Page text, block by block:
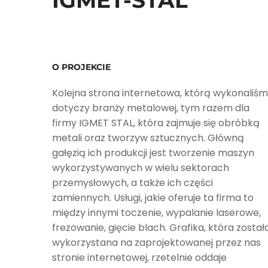
O PROJEKCIE
Kolejna strona internetowa, którą
dotyczy branży metalowej, tym razem dla
firmy IGMET STAL, która zajmuje się obróbką
metali oraz tworzyw sztucznych. Główną
gałęzią ich produkcji jest tworzenie maszyn
wykorzystywanych w wielu sektorach
przemysłowych, a także ich części
zamiennych. Usługi, jakie oferuje ta firma to
między innymi toczenie, wypalanie laserowe,
frezowanie, gięcie blach. Grafika, która
wykorzystana na zaprojektowanej przez nas
stronie internetowej, rzetelnie oddaje